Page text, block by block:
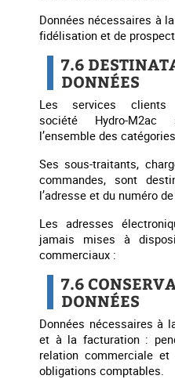
Données nécessaires à
fidélisation et de
7.6
DONNÉES
Les services
société Hydro-
l’ensemble des
Ses sous-traitants,
commandes, sont
l’adresse et du numéro
Les adresses
jamais mises à
commerciaux :
7.6
DONNÉES
Données nécessaires à
et à la facturation :
relation commerciale
obligations comptables.